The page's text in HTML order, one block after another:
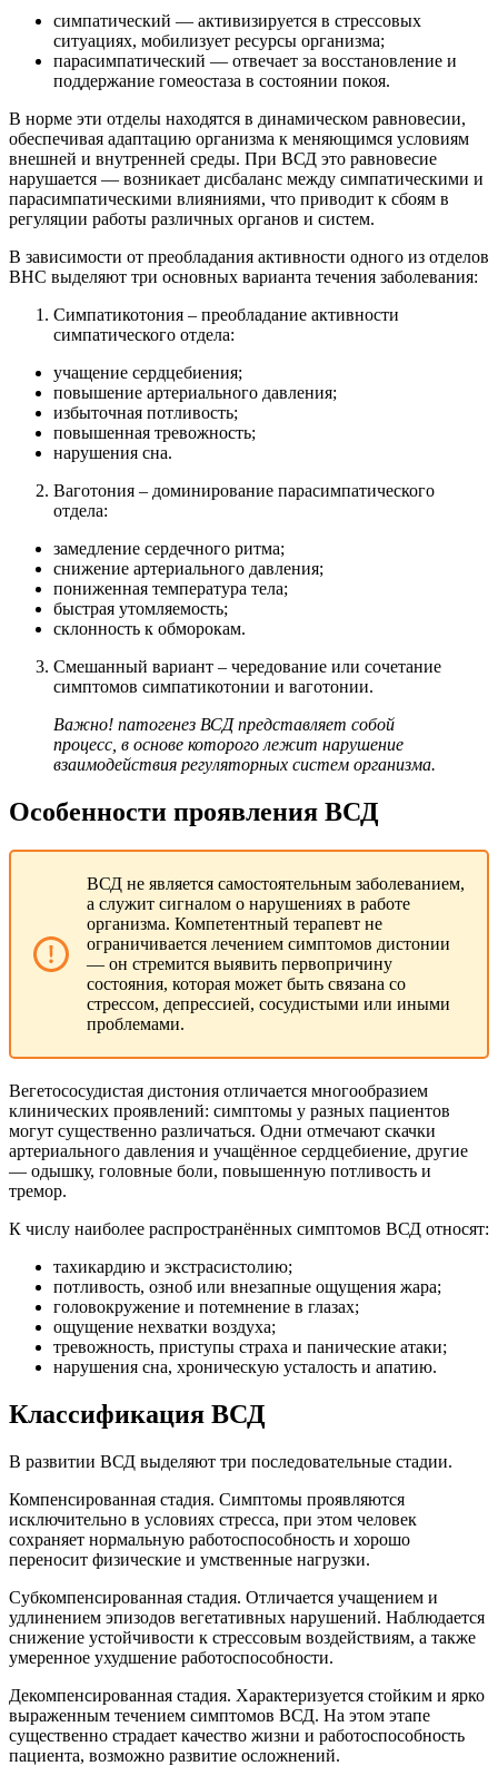
симпатический — активизируется в стрессовых
ситуациях, мобилизует ресурсы организма;
парасимпатический — отвечает за восстановление и
поддержание гомеостаза в состоянии покоя.
В норме эти отделы находятся в динамическом равновесии,
обеспечивая адаптацию организма к меняющимся условиям
внешней и внутренней среды. При ВСД это равновесие
нарушается — возникает дисбаланс между симпатическими и
парасимпатическими влияниями, что приводит к сбоям в
регуляции работы различных органов и систем.
В зависимости от преобладания активности одного из отделов
ВНС выделяют три основных варианта течения заболевания:
Симпатикотония – преобладание активности
симпатического отдела:
учащение сердцебиения;
повышение артериального давления;
избыточная потливость;
повышенная тревожность;
нарушения сна.
Ваготония – доминирование парасимпатического
отдела:
замедление сердечного ритма;
снижение артериального давления;
пониженная температура тела;
быстрая утомляемость;
склонность к обморокам.
Смешанный вариант – чередование или сочетание
симптомов симпатикотонии и ваготонии.
Важно! патогенез ВСД представляет собой
процесс, в основе которого лежит нарушение
взаимодействия регуляторных систем организма.
Особенности проявления ВСД
ВСД не является самостоятельным заболеванием,
а служит сигналом о нарушениях в работе
организма. Компетентный терапевт не
ограничивается лечением симптомов дистонии
— он стремится выявить первопричину
состояния, которая может быть связана со
стрессом, депрессией, сосудистыми или иными
проблемами.
Вегетососудистая дистония отличается многообразием
клинических проявлений: симптомы у разных пациентов
могут существенно различаться. Одни отмечают скачки
артериального давления и учащённое сердцебиение, другие
— одышку, головные боли, повышенную потливость и
тремор.
К числу наиболее распространённых симптомов ВСД относят:
тахикардию и экстрасистолию;
потливость, озноб или внезапные ощущения жара;
головокружение и потемнение в глазах;
ощущение нехватки воздуха;
тревожность, приступы страха и панические атаки;
нарушения сна, хроническую усталость и апатию.
Классификация ВСД
В развитии ВСД выделяют три последовательные стадии.
Компенсированная стадия. Симптомы проявляются
исключительно в условиях стресса, при этом человек
сохраняет нормальную работоспособность и хорошо
переносит физические и умственные нагрузки.
Субкомпенсированная стадия. Отличается учащением и
удлинением эпизодов вегетативных нарушений. Наблюдается
снижение устойчивости к стрессовым воздействиям, а также
умеренное ухудшение работоспособности.
Декомпенсированная стадия. Характеризуется стойким и ярко
выраженным течением симптомов ВСД. На этом этапе
существенно страдает качество жизни и работоспособность
пациента, возможно развитие осложнений.